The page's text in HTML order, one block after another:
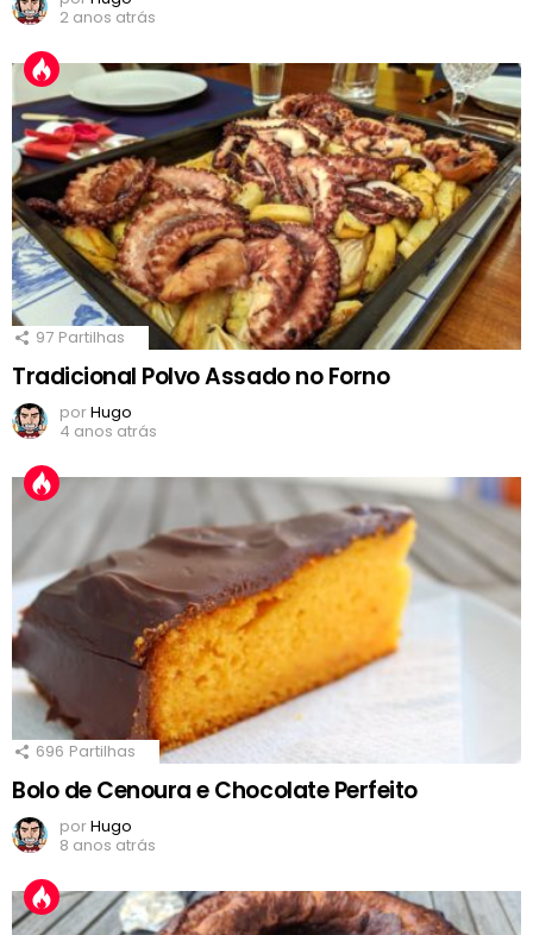
2 anos atrás
97 Partilhas
Tradicional Polvo Assado no Forno
porHugo
4 anos atrás
696 Partilhas
Bolo de Cenoura e Chocolate Perfeito
porHugo
8 anos atrás